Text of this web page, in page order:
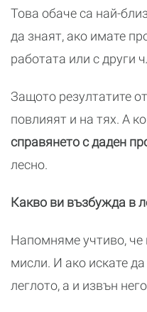
Това обаче са най-
да знаят, ако имате
работата или с други
Защото резултатите
повлияят и на тях. А
справянето с даден
лесно.
Какво ви възбужда в
Напомняме учтиво, че
мисли. И ако искате
леглото, а и извън